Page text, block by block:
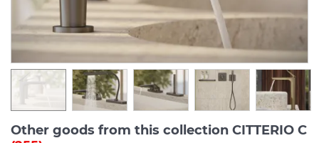
Other goods from this collection CITTERIO C